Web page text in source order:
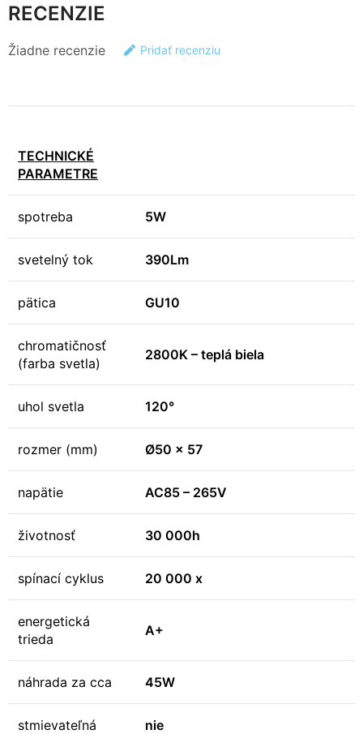
RECENZIE
Žiadne recenzie Pridať recenziu
TECHNICKÉ
PARAMETRE
spotreba 5W
svetelný tok 390Lm
pätica GU10
chromatičnosť
(farba svetla)
2800K – teplá biela
uhol svetla 120°
rozmer (mm) Ø50 x 57
napätie AC85 – 265V
životnosť 30 000h
spínací cyklus 20 000 x
energetická
trieda
A+
náhrada za cca 45W
stmievateľná nie